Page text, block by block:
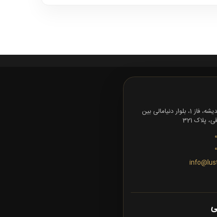
تهران، شهرک اندیشه، فاز 1، بلوار دنیامالی بین
پلاک 321